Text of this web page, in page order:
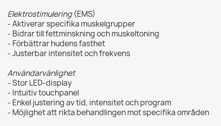
Elektrostimulering(EMS)
- Aktiverar specifika muskelgrupper
- Bidrar till fettminskning och muskeltoning
- Förbättrar hudens fasthet
- Justerbar intensitet och frekvens
Användarvänlighet
- Stor LED‑display
- Intuitiv touchpanel
- Enkel justering av tid, intensitet och program
- Möjlighet att rikta behandlingen mot specifika områden